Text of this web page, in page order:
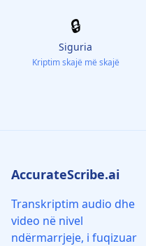
🔒
Siguria
Kriptim skajë më skajë
AccurateScribe.ai
Transkriptim audio dhe
video në nivel
ndërmarrjeje, i fuqizuar